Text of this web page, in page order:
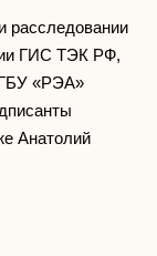
расследовании
ГИС ТЭК РФ,
«РЭА»
Анатолий